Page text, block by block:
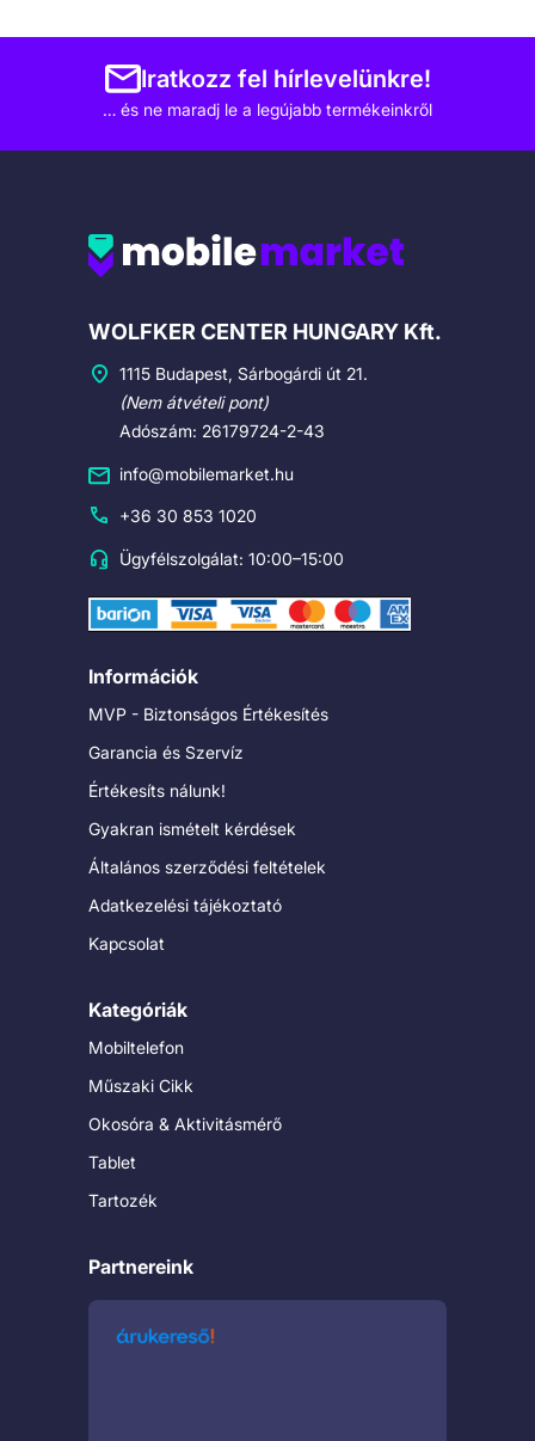
Iratkozz fel hírlevelünkre!
… és ne maradj le a legújabb termékeinkről
Cégadatok
WOLFKER CENTER HUNGARY Kft.
1115 Budapest, Sárbogárdi út 21.
(Nem átvételi pont)
Adószám: 26179724-2-43
info@mobilemarket.hu
+36 30 853 1020
Ügyfélszolgálat: 10:00–15:00
Információk
MVP - Biztonságos Értékesítés
Garancia és Szervíz
Értékesíts nálunk!
Gyakran ismételt kérdések
Általános szerződési feltételek
Adatkezelési tájékoztató
Kapcsolat
Kategóriák
Mobiltelefon
Műszaki Cikk
Okosóra & Aktivitásmérő
Tablet
Tartozék
Partnereink